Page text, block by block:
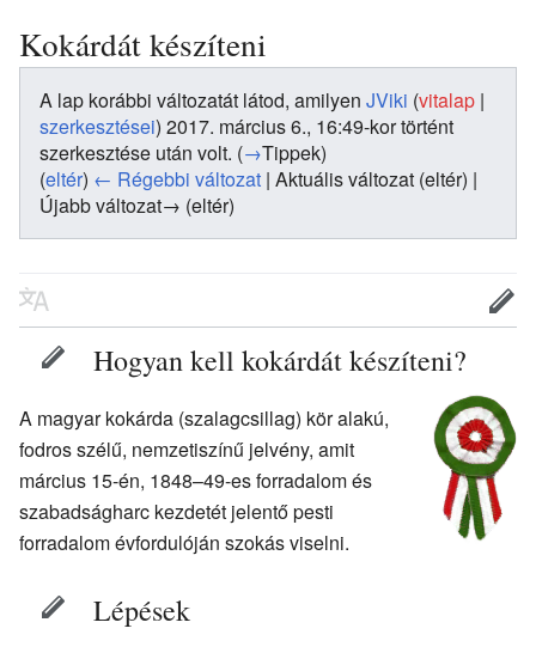
Kokárdát készíteni
A lap korábbi változatát látod, amilyen JViki (vitalap |
szerkesztései) 2017. március 6., 16:49-kor történt
szerkesztése után volt. (→Tippek)
(eltér) ← Régebbi változat | Aktuális változat (eltér) |
Újabb változat→ (eltér)
Hogyan kell kokárdát készíteni?
A magyar kokárda (szalagcsillag) kör alakú,
fodros szélű, nemzetiszínű jelvény, amit
március 15-én, 1848–49-es forradalom és
szabadságharc kezdetét jelentő pesti
forradalom évfordulóján szokás viselni.
Lépések